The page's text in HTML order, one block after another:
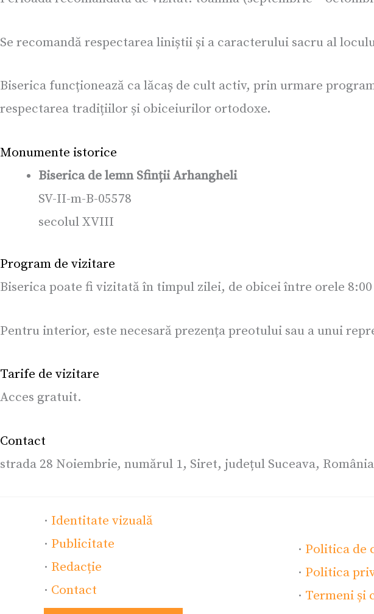
Se recomandă respectarea liniștii și a caracterului sacru al
Biserica funcționează ca lăcaș de cult activ, prin urmare
respectarea tradițiilor și obiceiurilor ortodoxe.
Monumente istorice
Biserica de lemn Sfinții Arhangheli
SV-II-m-B-05578
secolul XVIII
Program de vizitare
Biserica poate fi vizitată în timpul zilei, de obicei între orele 8:00
Pentru interior, este necesară prezența preotului sau a unui
Tarife de vizitare
Acces gratuit.
Contact
strada 28 Noiembrie, numărul 1, Siret, județul Suceava,
· Identitate vizuală
· Publicitate
· Redacție
· Contact
· Politica de
· Politica
· Termeni și